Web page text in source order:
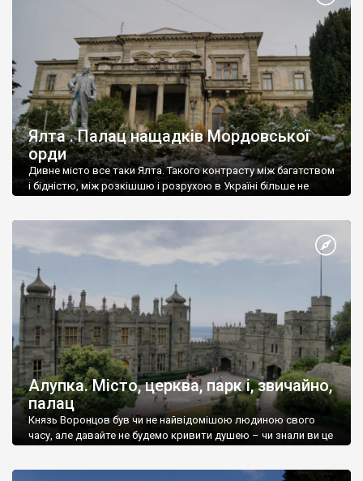
Ялта . Палац нащадків Мордовської
орди
Дивне місто все таки Ялта. Такого контрасту між багатством
і бідністю, між розкішшю і розрухою в Україні більше не
Алупка. Місто, церква, парк і, звичайно,
палац
Князь Воронцов був чи не найвідомішою людиною свого
часу, але давайте не будемо кривити душею – чи знали ви це